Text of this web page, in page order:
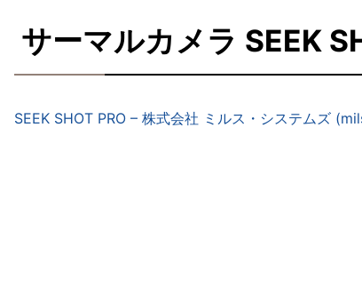
サーマルカメラ SEEK
SEEK SHOT PRO – 株式会社 ミルス・システムズ